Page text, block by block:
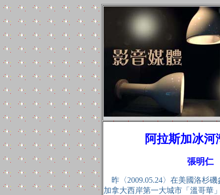
阿拉斯加冰河灣
張明仁
昨〈2009.05.24〉在美國洛杉
加拿大西岸第一大城市「溫哥華